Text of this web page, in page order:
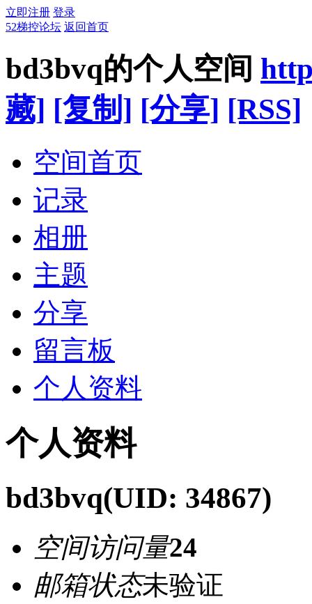
立即注册 登录
52梯控论坛 返回首页
bd3bvq的个人空间
藏] [复制] [分享] [RSS]
空间首页
记录
相册
主题
分享
留言板
个人资料
个人资料
bd3bvq(UID: 34867)
空间访问量24
邮箱状态未验证